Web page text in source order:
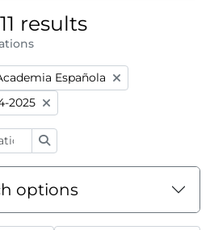
results
Española
2025
options